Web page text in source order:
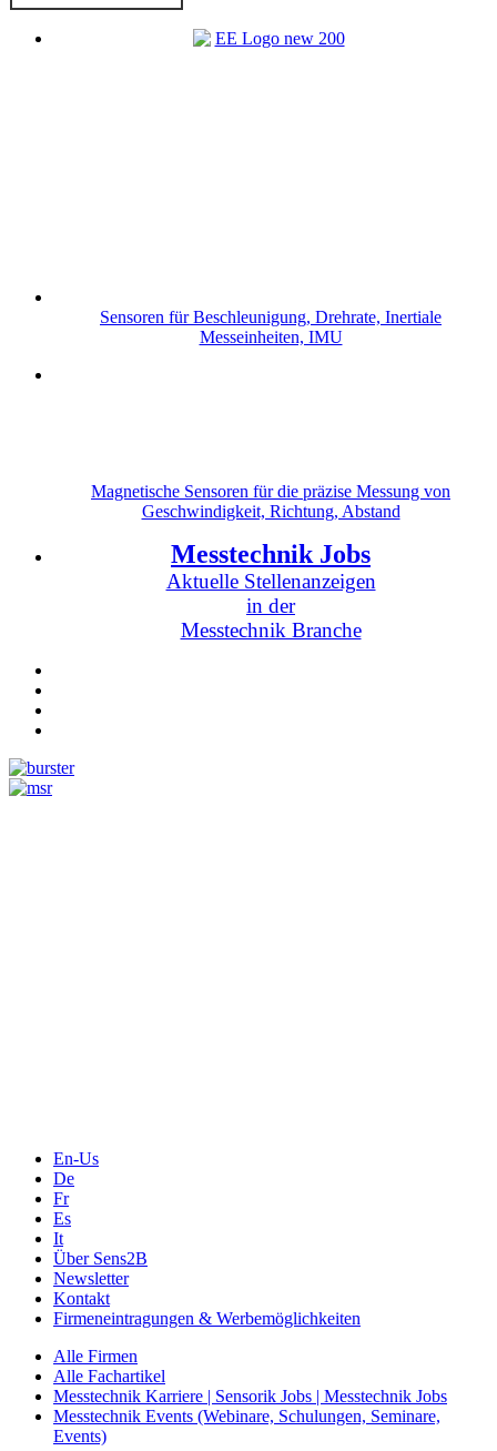
Sensoren für Beschleunigung, Drehrate, Inertiale
Messeinheiten, IMU
Magnetische Sensoren für die präzise Messung von
Geschwindigkeit, Richtung, Abstand
Messtechnik Jobs
Aktuelle Stellenanzeigen
in der
Messtechnik Branche
En-Us
De
Fr
Es
It
Über Sens2B
Newsletter
Kontakt
Firmeneintragungen & Werbemöglichkeiten
Alle Firmen
Alle Fachartikel
Messtechnik Karriere | Sensorik Jobs | Messtechnik Jobs
Messtechnik Events (Webinare, Schulungen, Seminare,
Events)